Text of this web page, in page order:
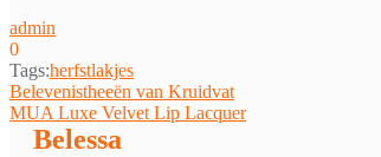
admin
0
Tags:herfstlakjes
Bericht
navigatie
Belevenistheeën van Kruidvat
MUA Luxe Velvet Lip Lacquer
Belessa